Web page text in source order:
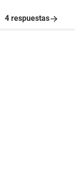
4 respuestas